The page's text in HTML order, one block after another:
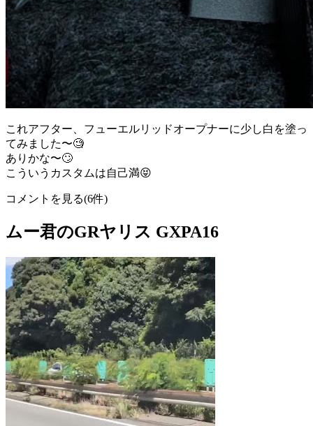
これアフター、フューエルリッドオープナーに少し白を塗っ
てみました〜🧐
ありかな〜🙄
こういうカスタムは自己満😝
コメントを見る(6件)
ムー君のGRヤリス GXPA16